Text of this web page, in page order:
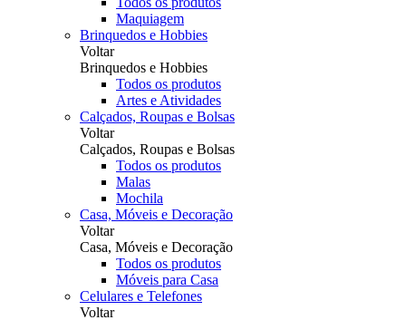
Maquiagem
Brinquedos e Hobbies
Voltar
Brinquedos e Hobbies
Todos os produtos
Artes e Atividades
Calçados, Roupas e Bolsas
Voltar
Calçados, Roupas e Bolsas
Todos os produtos
Malas
Mochila
Casa, Móveis e Decoração
Voltar
Casa, Móveis e Decoração
Todos os produtos
Móveis para Casa
Celulares e Telefones
Voltar